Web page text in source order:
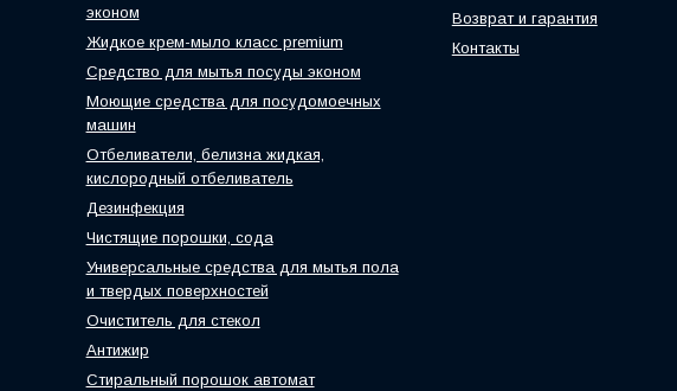
эконом
Жидкое крем-мыло класс premium
Средство для мытья посуды эконом
Моющие средства для посудомоечных
машин
Отбеливатели, белизна жидкая,
кислородный отбеливатель
Дезинфекция
Чистящие порошки, сода
Универсальные средства для мытья пола
и твердых поверхностей
Очиститель для стекол
Антижир
Стиральный порошок автомат
Возврат и гарантия
Контакты